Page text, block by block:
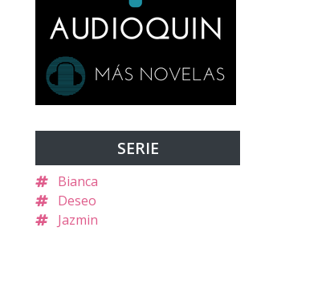
SERIE
Bianca
Deseo
Jazmin